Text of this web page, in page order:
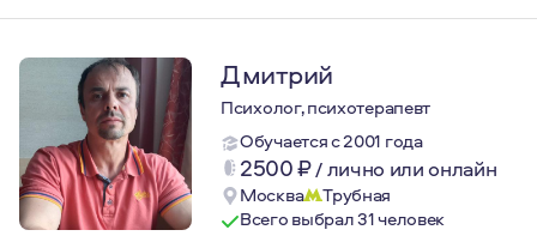
Дмитрий
Психолог, психотерапевт
Обучается с 2001 года
2500₽/лично или онлайн
Москва
Трубная
Всего выбрал 31 человек